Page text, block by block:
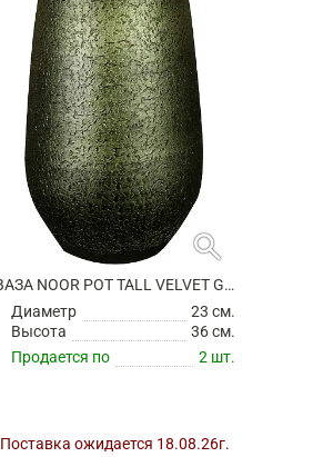
search
ВАЗА NOOR POT TALL VELVET GREEN
Диаметр
23 см.
Высота
36 см.
Продается по
2 шт.
Поставка ожидается 18.08.26г.